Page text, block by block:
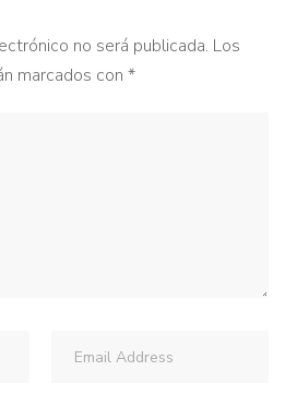
no será publicada. Los
marcados con *